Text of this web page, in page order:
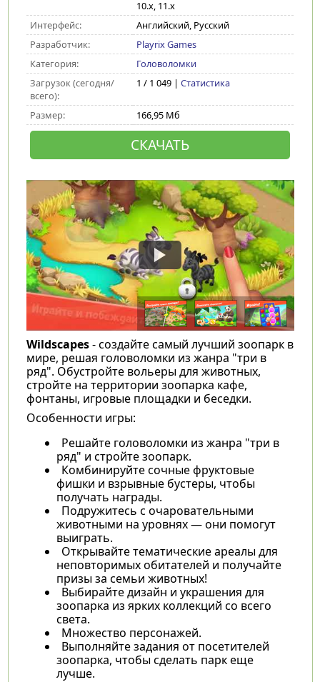
10.x, 11.x
Интерфейс:
Английский, Русский
Разработчик:
Playrix Games
Категория:
Головоломки
Загрузок (сегодня/
всего):
1 / 1 049 | Статистика
Размер: 166,95 Мб
СКАЧАТЬ
Wildscapes- создайте самый лучший зоопарк в
мире, решая головоломки из жанра "три в
ряд". Обустройте вольеры для животных,
стройте на территории зоопарка кафе,
фонтаны, игровые площадки и беседки.
Особенности игры:
Решайте головоломки из жанра "три в
ряд" и стройте зоопарк.
Комбинируйте сочные фруктовые
фишки и взрывные бустеры, чтобы
получать награды.
Подружитесь с очаровательными
животными на уровнях — они помогут
выиграть.
Открывайте тематические ареалы для
неповторимых обитателей и получайте
призы за семьи животных!
Выбирайте дизайн и украшения для
зоопарка из ярких коллекций со всего
света.
Множество персонажей.
Выполняйте задания от посетителей
зоопарка, чтобы сделать парк еще
лучше.